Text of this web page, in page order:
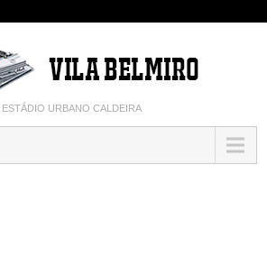
ESTÁDIO URBANO CALDEIRA